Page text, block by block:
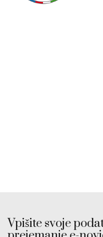
Vpišite svoje